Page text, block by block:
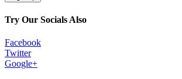
Try Our Socials Also
Facebook
Twitter
Google+